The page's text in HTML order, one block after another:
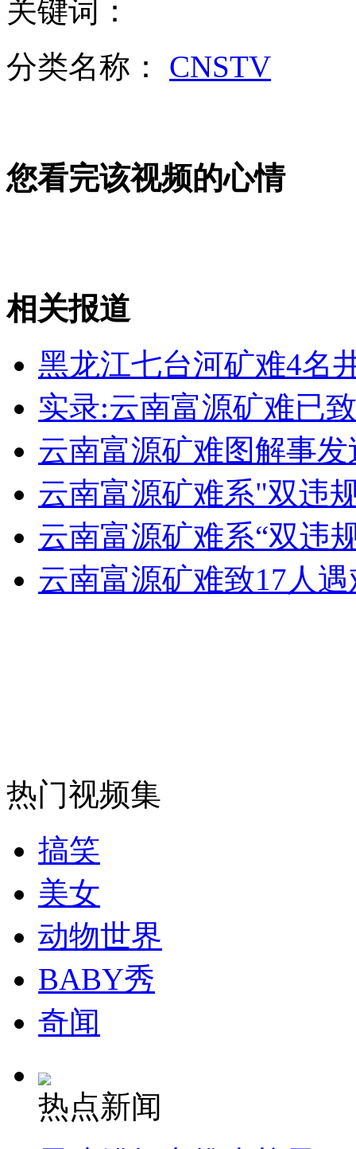
走！跟着总书记去植树
消防员救轻生者 花炮节热闹非凡 减压"枕头大战"
关键词：
分类名称： CNSTV
您看完该视频的心情
相关报道
黑龙江七台河矿难4名
实录:云南富源矿难已
云南富源矿难图解事
云南富源矿难系"双违
云南富源矿难系“双违
云南富源矿难致17人
热门视频集
搞笑
美女
动物世界
BABY秀
奇闻
热点新闻